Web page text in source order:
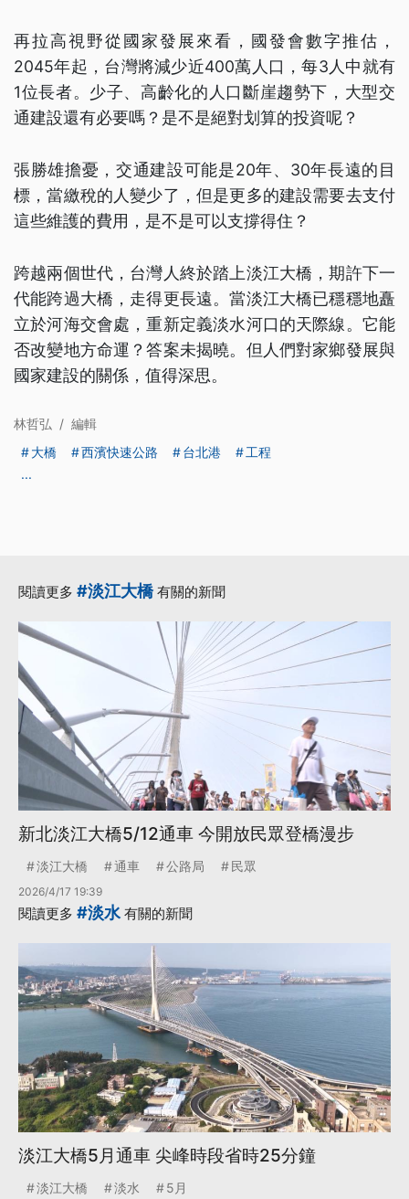
再拉高視野從國家發展來看，國發會數字推估，
2045年起，台灣將減少近400萬人口，每3人中就有
1位長者。少子、高齡化的人口斷崖趨勢下，大型交
通建設還有必要嗎？是不是絕對划算的投資呢？
張勝雄擔憂，交通建設可能是20年、30年長遠的目
標，當繳稅的人變少了，但是更多的建設需要去支付
這些維護的費用，是不是可以支撐得住？
跨越兩個世代，台灣人終於踏上淡江大橋，期許下一
代能跨過大橋，走得更長遠。當淡江大橋已穩穩地矗
立於河海交會處，重新定義淡水河口的天際線。它能
否改變地方命運？答案未揭曉。但人們對家鄉發展與
國家建設的關係，值得深思。
林哲弘 / 編輯
大橋
西濱快速公路 台北港
工程
...
閱讀更多 #淡江大橋有關的新聞
新北淡江大橋5/12通車 今開放民眾登橋漫步
淡江大橋 通車 公路局 民眾
2026/4/17 19:39
閱讀更多 #淡水有關的新聞
淡江大橋5月通車 尖峰時段省時25分鐘
淡江大橋 淡水 5月